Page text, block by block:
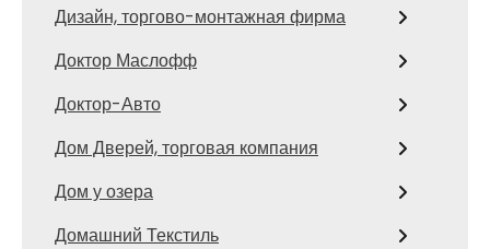
Дизайн, торгово-монтажная фирма
Доктор Маслофф
Доктор-Авто
Дом Дверей, торговая компания
Дом у озера
Домашний Текстиль